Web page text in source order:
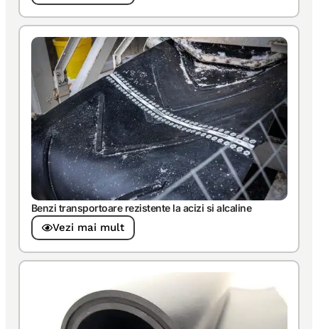
Benzi transportoare rezistente la acizi si alcaline
Vezi mai mult